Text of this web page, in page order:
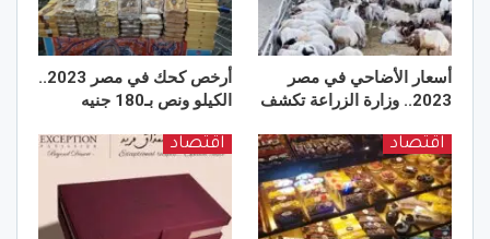
أسعار الأضاحي في مصر
2023.. وزارة الزراعة تكشف
أرخص كحك في مصر 2023..
الكيلو ونص بـ180 جنيه
اقتصاد اقتصاد